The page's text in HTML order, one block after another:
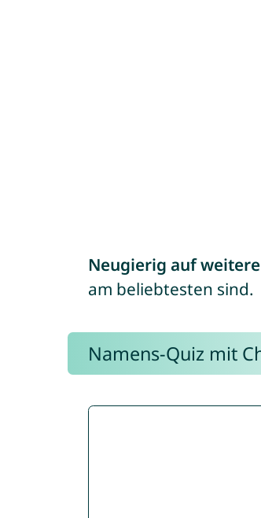
Neugierig auf weitere
am beliebtesten sind.
Namens-Quiz mit